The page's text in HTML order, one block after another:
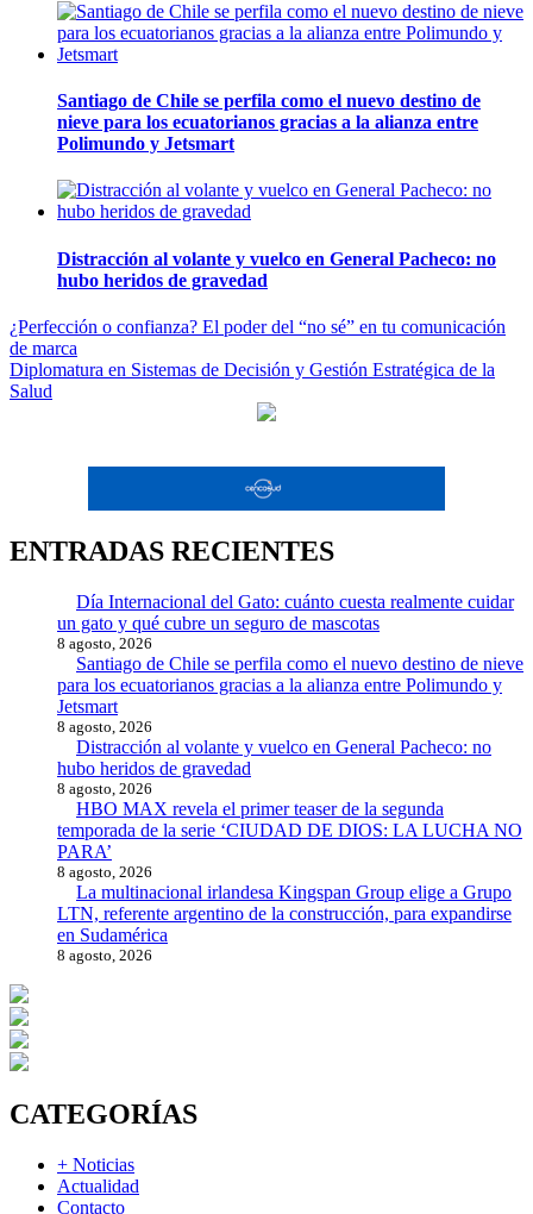
Santiago de Chile se perfila como el nuevo destino de
nieve para los ecuatorianos gracias a la alianza entre
Polimundo y Jetsmart
Distracción al volante y vuelco en General Pacheco: no
hubo heridos de gravedad
Navegación
de
entradas
¿Perfección o confianza? El poder del “no sé” en tu comunicación
de marca
Diplomatura en Sistemas de Decisión y Gestión Estratégica de la
Salud
ENTRADAS RECIENTES
Día Internacional del Gato: cuánto cuesta realmente cuidar
un gato y qué cubre un seguro de mascotas
8 agosto, 2026
Santiago de Chile se perfila como el nuevo destino de nieve
para los ecuatorianos gracias a la alianza entre Polimundo y
Jetsmart
8 agosto, 2026
Distracción al volante y vuelco en General Pacheco: no
hubo heridos de gravedad
8 agosto, 2026
HBO MAX revela el primer teaser de la segunda
temporada de la serie ‘CIUDAD DE DIOS: LA LUCHA NO
PARA’
8 agosto, 2026
La multinacional irlandesa Kingspan Group elige a Grupo
LTN, referente argentino de la construcción, para expandirse
en Sudamérica
8 agosto, 2026
CATEGORÍAS
+ Noticias
Actualidad
Contacto